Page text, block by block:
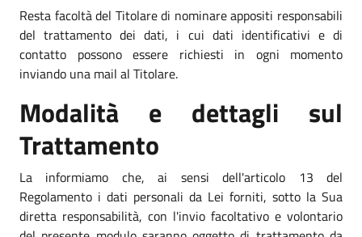
Resta facoltà del Titolare di nominare appositi responsabili
del trattamento dei dati, i cui dati identificativi e di
contatto possono essere richiesti in ogni momento
inviando una mail al Titolare.
Modalità e dettagli sul
Trattamento
La informiamo che, ai sensi dell'articolo 13 del
Regolamento i dati personali da Lei forniti, sotto la Sua
diretta responsabilità, con l'invio facoltativo e volontario